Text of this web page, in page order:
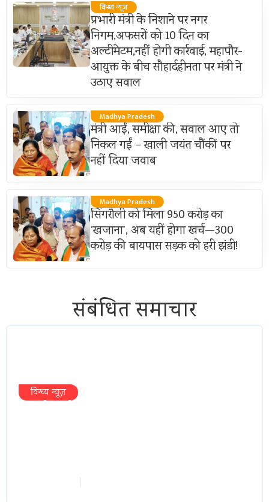
विन्ध्य न्यूज़
प्रभारी मंत्री के निशाने पर नगर
निगम,अफसरों को 10 दिन का
अल्टीमेटम,नहीं होगी कार्रवाई, महापौर-
आयुक्त के बीच सौहार्दहीनता पर मंत्री ने
उठाए सवाल
Madhya Pradesh
मंत्री आईं, समीक्षा की, सवाल आए तो
निकल गईं – खाली जयंत चौंकीं पर
नहीं दिया जवाब
Madhya Pradesh
सिंगरौली को मिला 950 करोड़ का
‘खजाना’, अब यहीं होगा खर्च—300
करोड़ की बायपास सड़क को हरी झंडी!
संबंधित समाचार
विन्ध्य न्यूज़